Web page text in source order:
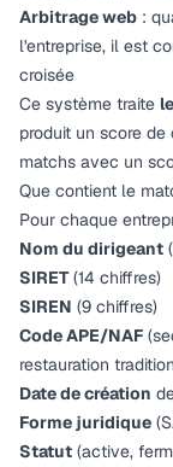
Arbitrage web :
l'entreprise, il est
croisée
Ce système traite
produit un score
matchs avec un
Que contient le
Pour chaque
Nom du dirigeant
SIRET(14 chiffres)
SIREN (9 chiffres)
Code APE/NAF
restauration
Date de création
Forme juridique
Statut (active,